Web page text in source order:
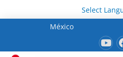
Select
México